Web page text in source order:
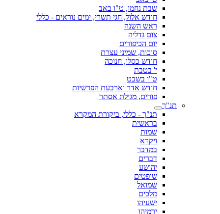
שבת נחמו, ט"ו באב
חודש אלול, חגי תשרי, ימים נוראים - כללי
ראש השנה
צום גדליה
יום הכיפורים
סוכות, שמיני עצרת
חודש כסלו, חנוכה
י' בטבת
ט"ו בשבט
חודש אדר וארבעת הפרשיות
פורים, מגילת אסתר
תנ"ך
תנ"ך - כללי, ביקורת המקרא
בראשית
שמות
ויקרא
במדבר
דברים
יהושע
שופטים
שמואל
מלכים
ישעיהו
ירמיהו